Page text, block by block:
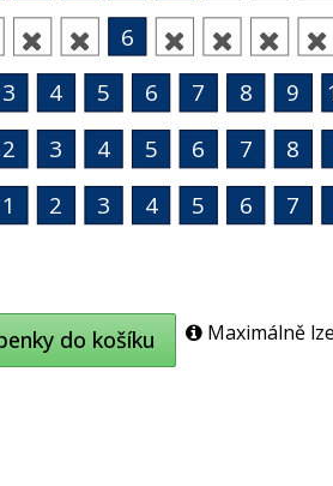
1 2 3 4 5 6 7
2 3 4 5 6 7 8
3 4 5 6 7 8 9
  6    
do košíku Maximálně